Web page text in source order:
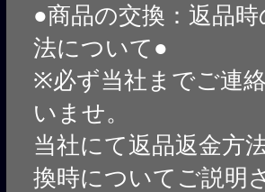
●商品の交換：返品
法について●
※必ず当社までご連
いませ。
当社にて返品返金方
換時についてご説明